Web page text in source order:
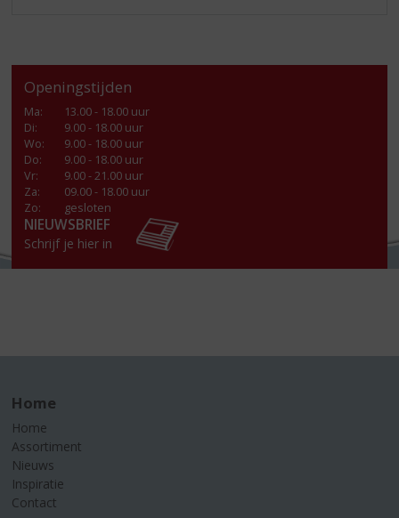
Openingstijden
Ma:
13.00 - 18.00 uur
Di:
9.00 - 18.00 uur
Wo:
9.00 - 18.00 uur
Do:
9.00 - 18.00 uur
Vr:
9.00 - 21.00 uur
Za:
09.00 - 18.00 uur
Zo:
gesloten
NIEUWSBRIEF
Schrijf je hier in
Home
Home
Assortiment
Nieuws
Inspiratie
Contact